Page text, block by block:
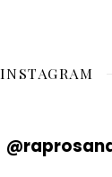
INSTAGRAM
@